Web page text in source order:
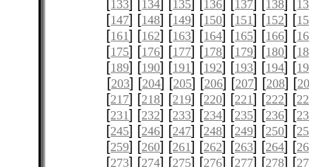
[133] [134] [135] [136] [137] [138] [
[147] [148] [149] [150] [151] [152] [
[161] [162] [163] [164] [165] [166] [
[175] [176] [177] [178] [179] [180] [
[189] [190] [191] [192] [193] [194] [
[203] [204] [205] [206] [207] [208] [
[217] [218] [219] [220] [221] [222] [
[231] [232] [233] [234] [235] [236] [
[245] [246] [247] [248] [249] [250] [
[259] [260] [261] [262] [263] [264] [
[273] [274] [275] [276] [277] [278] [